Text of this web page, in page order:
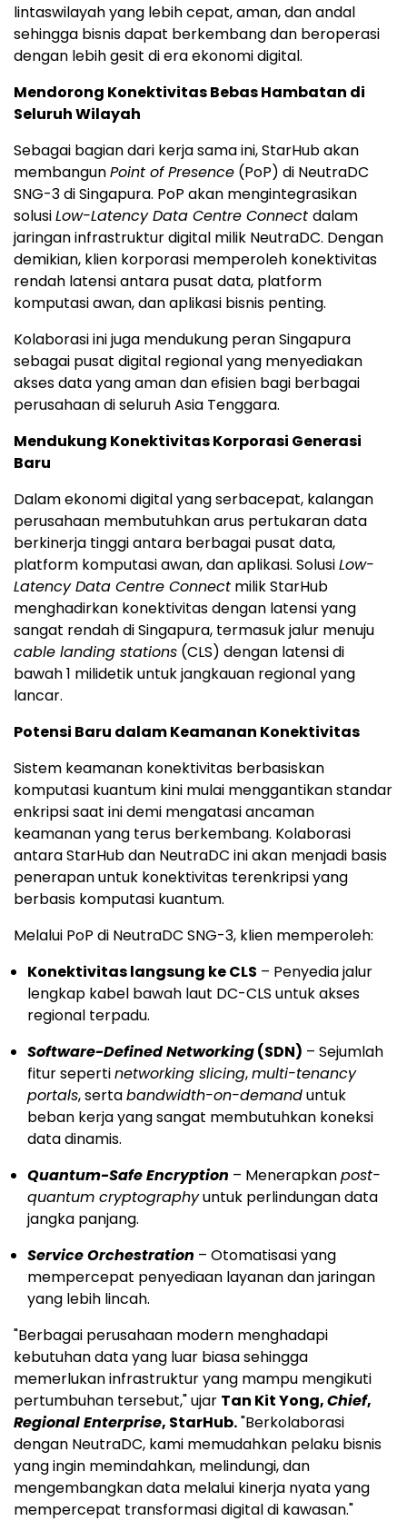
lintaswilayah yang lebih cepat, aman, dan andal
sehingga bisnis dapat berkembang dan beroperasi
dengan lebih gesit di era ekonomi digital.
Mendorong Konektivitas Bebas Hambatan di
Seluruh Wilayah
Sebagai bagian dari kerja sama ini, StarHub akan
membangunPoint of Presence (PoP) di NeutraDC
SNG-3 di Singapura. PoP akan mengintegrasikan
solusiLow-Latency Data Centre Connect dalam
jaringan infrastruktur digital milik NeutraDC. Dengan
demikian, klien korporasi memperoleh konektivitas
rendah latensi antara pusat data, platform
komputasi awan, dan aplikasi bisnis penting.
Kolaborasi ini juga mendukung peran Singapura
sebagai pusat digital regional yang menyediakan
akses data yang aman dan efisien bagi berbagai
perusahaan di seluruhAsia Tenggara.
Mendukung Konektivitas Korporasi Generasi
Baru
Dalam ekonomi digital yang serbacepat, kalangan
perusahaan membutuhkan arus pertukaran data
berkinerja tinggi antara berbagai pusat data,
platform komputasi awan, dan aplikasi. SolusiLow-
Latency Data Centre Connect milik StarHub
menghadirkan konektivitas dengan latensi yang
sangat rendah di Singapura, termasuk jalur menuju
cable landing stations (CLS) dengan latensi di
bawah 1 milidetik untuk jangkauan regional yang
lancar.
Potensi Baru dalam Keamanan Konektivitas
Sistem keamanan konektivitas berbasiskan
komputasi kuantum kini mulai menggantikan standar
enkripsi saat ini demi mengatasi ancaman
keamanan yang terus berkembang. Kolaborasi
antara StarHub dan NeutraDC ini akan menjadi basis
penerapan untuk konektivitas terenkripsi yang
berbasis komputasi kuantum.
Melalui PoP di NeutraDC SNG-3, klien memperoleh:
Konektivitas langsung ke CLS – Penyedia jalur
lengkap kabel bawah laut DC-CLS untuk akses
regional terpadu.
Software-Defined Networking(SDN) – Sejumlah
fitur sepertinetworking slicing,multi-tenancy
portals, sertabandwidth-on-demanduntuk
beban kerja yang sangat membutuhkan koneksi
data dinamis.
Quantum-Safe Encryption – Menerapkanpost-
quantum cryptographyuntuk perlindungan data
jangka panjang.
Service Orchestration – Otomatisasi yang
mempercepat penyediaan layanan dan jaringan
yang lebih lincah.
"Berbagai perusahaan modern menghadapi
kebutuhan data yang luar biasa sehingga
memerlukan infrastruktur yang mampu mengikuti
pertumbuhan tersebut," ujar Tan Kit Yong,Chief,
Regional Enterprise, StarHub."Berkolaborasi
dengan NeutraDC, kami memudahkan pelaku bisnis
yang ingin memindahkan, melindungi, dan
mengembangkan data melalui kinerja nyata yang
mempercepat transformasi digital di kawasan."